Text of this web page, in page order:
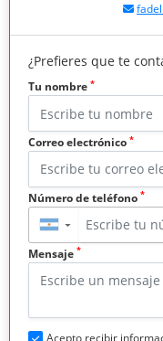
¿Prefieres que te
Tu nombre *
Correo electrónico *
Número de teléfono *
▼
Mensaje *
Acepto recibir